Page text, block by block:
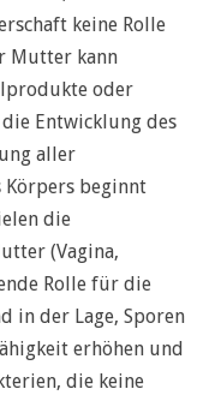
keine Rolle
Mutter kann
oder
Entwicklung des
aller
Körpers beginnt
die
(Vagina,
Rolle für die
in der Lage, Sporen
erhöhen und
die keine